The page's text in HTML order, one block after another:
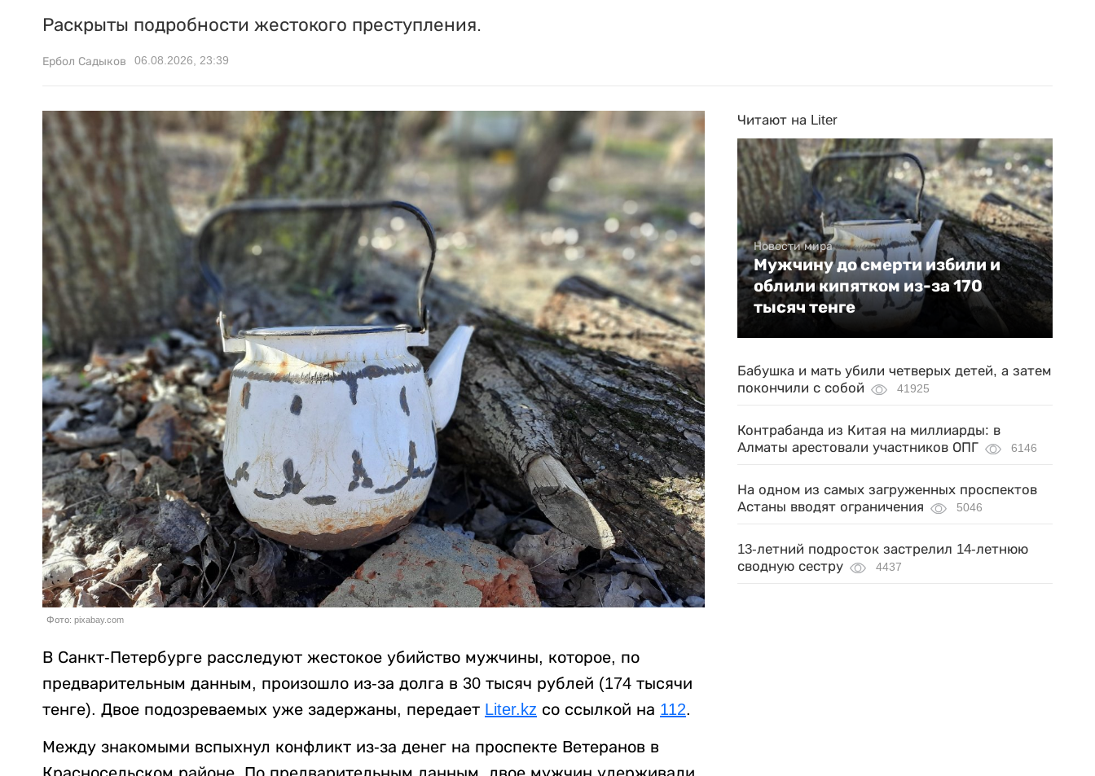
Раскрыты подробности жестокого преступления.
Ербол Садыков 06.08.2026, 23:39
Фото: pixabay.com
В Санкт-Петербурге расследуют жестокое убийство мужчины, которое, по
предварительным данным, произошло из-за долга в 30 тысяч рублей (174 тысячи
тенге). Двое подозреваемых уже задержаны, передает Liter.kz со ссылкой на 112.
Между знакомыми вспыхнул конфликт из-за денег на проспекте Ветеранов в
Читают на Liter
Новости мира
Мужчину до смерти избили и
облили кипятком из-за 170
тысяч тенге
Бабушка и мать убили четверых детей, а затем
покончили с собой
41925
Контрабанда из Китая на миллиарды: в
Алматы арестовали участников ОПГ
6146
На одном из самых загруженных проспектов
Астаны вводят ограничения
5046
13-летний подросток застрелил 14-летнюю
сводную сестру
4437